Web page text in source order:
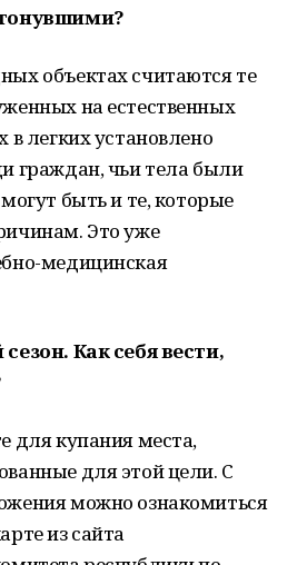
объектах считаются те
на естественных
в легких установлено
граждан, чьи тела были
быть и те, которые
Это уже
медицинская
Как себя вести,
для купания места,
для этой цели. С
можно ознакомиться
из сайта